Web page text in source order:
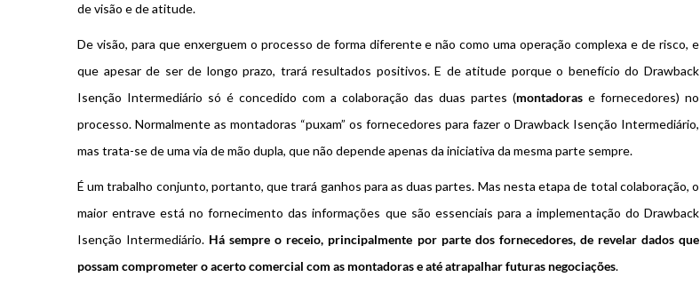
de visão e de atitude.
De visão, para que enxerguem o processo de forma diferente e não como uma operação complexa e de risco, e
que apesar de ser de longo prazo, trará resultados positivos. E de atitude porque o benefício do Drawback
Isenção Intermediário só é concedido com a colaboração das duas partes (montadoras e fornecedores) no
processo. Normalmente as montadoras “puxam” os fornecedores para fazer o Drawback Isenção Intermediário,
mas trata-se de uma via de mão dupla, que não depende apenas da iniciativa da mesma parte sempre.
É um trabalho conjunto, portanto, que trará ganhos para as duas partes. Mas nesta etapa de total colaboração, o
maior entrave está no fornecimento das informações que são essenciais para a implementação do Drawback
Isenção Intermediário. Há sempre o receio, principalmente por parte dos fornecedores, de revelar dados que
possam comprometer o acerto comercial com as montadoras e até atrapalhar futuras negociações.